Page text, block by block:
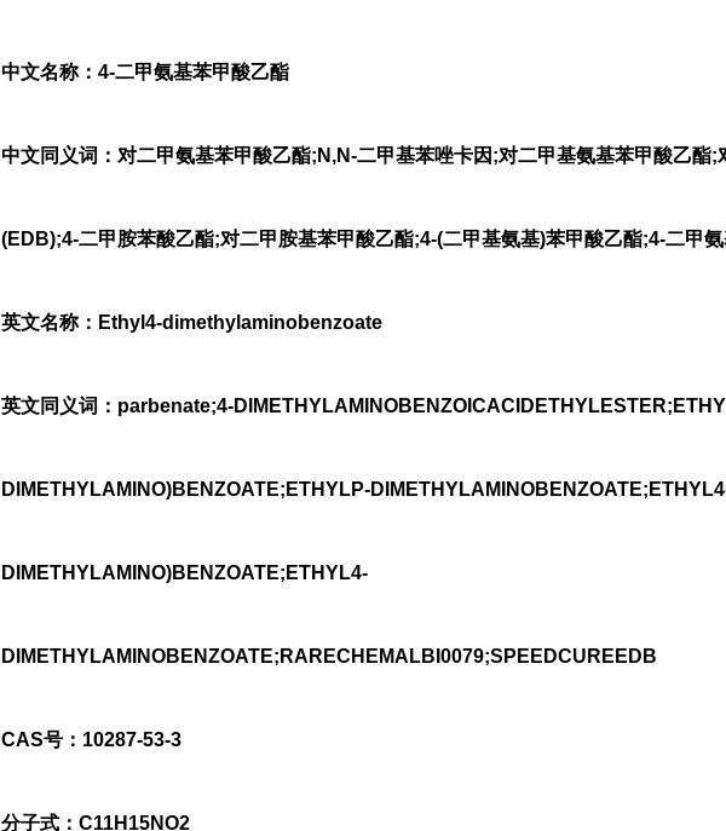
中文名称：4-二甲氨基苯甲酸乙酯
中文同义词：对二甲氨基苯甲酸乙酯;N,N-二甲基苯唑卡因;对二甲基氨基苯甲酸乙酯;
(EDB);4-二甲胺苯酸乙酯;对二甲胺基苯甲酸乙酯;4-(二甲基氨基)苯甲酸乙酯;4-二甲
英文名称：Ethyl4-dimethylaminobenzoate
英文同义词：parbenate;4-
DIMETHYLAMINO)BENZOATE;ETHYLP-
DIMETHYLAMINO)BENZOATE;ETHYL4-
DIMETHYLAMINOBENZOATE;RARECHEMALBI0079;SPEEDCUREEDB
CAS号：10287-53-3
分子式：C11H15NO2